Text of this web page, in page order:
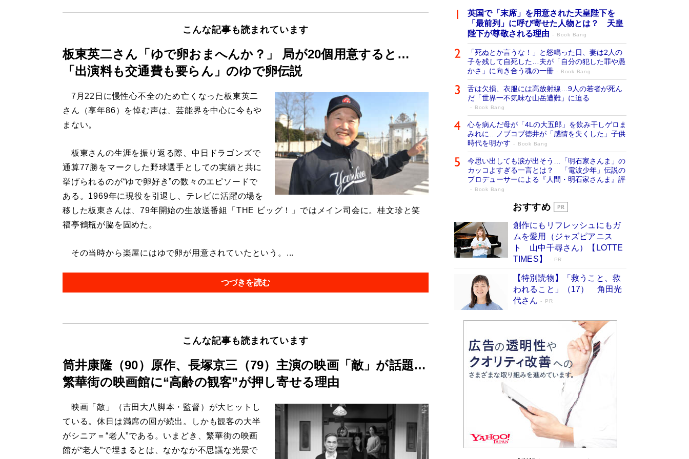
こんな記事も読まれています
板東英二さん「ゆで卵おまへんか？」 局が20個用意すると…
「出演料も交通費も要らん」のゆで卵伝説
7月22日に慢性心不全のため亡くなった板東英二
さん（享年86）を悼む声は、芸能界を中心に今もや
まない。
板東さんの生涯を振り返る際、中日ドラゴンズで
通算77勝をマークした野球選手としての実績と共に
挙げられるのが“ゆで卵好き”の数々のエピソードで
ある。1969年に現役を引退し、テレビに活躍の場を
移した板東さんは、79年開始の生放送番組「THE ビッグ！」ではメイン司会に。桂文珍と笑
福亭鶴瓶が脇を固めた。
その当時から楽屋にはゆで卵が用意されていたという。...
つづきを読む
こんな記事も読まれています
筒井康隆（90）原作、長塚京三（79）主演の映画「敵」が話題…
繁華街の映画館に“高齢の観客”が押し寄せる理由
映画「敵」（吉田大八脚本・監督）が大ヒットし
ている。休日は満席の回が続出。しかも観客の大半
がシニア＝“老人”である。いまどき、繁華街の映画
館が“老人”で埋まるとは、なかなか不思議な光景で
英国で「末席」を用意された天皇陛下を
「最前列」に呼び寄せた人物とは？ 天皇
陛下が尊敬される理由
Book Bang
「死ぬとか言うな！」と怒鳴った日、妻は2人の
子を残して自死した…夫が「自分の犯した罪や愚
かさ」に向き合う魂の一冊
Book Bang
舌は欠損、衣服には高放射線…9人の若者が死ん
だ「世界一不気味な山岳遭難」に迫る
Book Bang
心を病んだ母が「4Lの大五郎」を飲み干しゲロま
みれに…ノブコブ徳井が「感情を失くした」子供
時代を明かす
Book Bang
今思い出しても涙が出そう…「明石家さんま」の
カッコよすぎる一言とは？ 「電波少年」伝説の
プロデューサーによる『人間・明石家さんま』評
Book Bang
「宇宙兄弟」最終46巻がベストセラー1
物語に幕 特装版には「宇宙で描かれたマ
ンガ」も収録
Book Bang
美輪明宏 晩年の回答を集めた『ほほえんで生き
るための人生相談』がランクイン［エンターテイ
メントベストセラー］
Book Bang
「『火垂るの墓』は、大嘘である」原作者が抱き
続けた“自責の念”とは…「自己憐憫は描きたくな
い」監督が徹底的にこだわったこと（後編） #
戦争の記憶
Book Bang
「叱って伸びるやつは、褒めたらもっと伸びる」
俳優・高嶋政伸が家族に教わった“人を育てるコ
ツ”…芸への考え方を明かす
Book Bang
東野圭吾、伊坂幸太郎の人気シリーズ最新作どち
らも文庫化 映画化された直木賞受賞作もランク
イン［文庫ベストセラー］
Book Bang
おすすめ
創作にもリフレッシュにもガ
ムを愛用（ジャズピアニス
ト 山中千尋さん）【LOTTE
TIMES】
PR
【特別読物】「救うこと、救
われること」（17） 角田光
代さん
PR